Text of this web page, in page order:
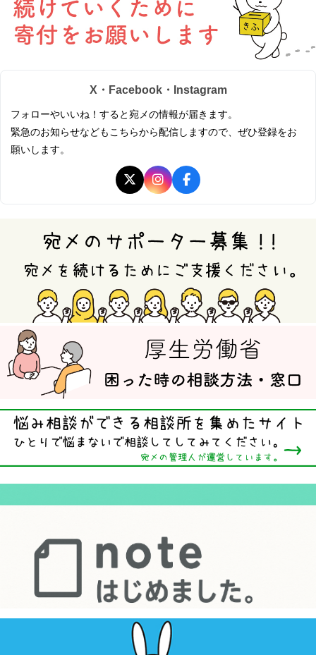
X・Facebook・Instagram
フォローやいいね！すると宛メの情報が届きます。
緊急のお知らせなどもこちらから配信しますので、ぜひ登録をお
願いします。